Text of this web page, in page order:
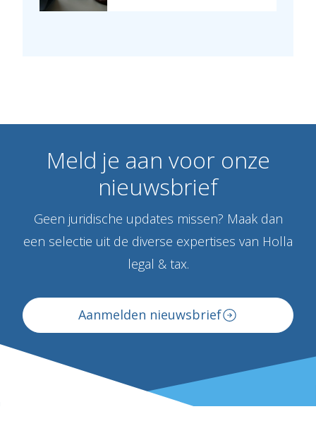
Meld je aan voor onze
nieuwsbrief
Geen juridische updates missen? Maak dan
een selectie uit de diverse expertises van Holla
legal & tax.
Aanmelden nieuwsbrief